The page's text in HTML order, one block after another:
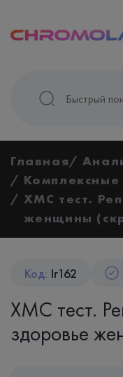
Главная
Комплексные
ХМС тест.
женщины
Код: Ir162
ХМС тест.
здоровье